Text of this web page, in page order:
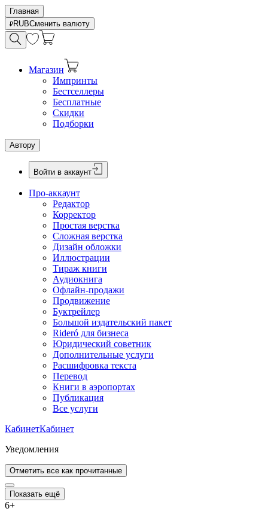
Главная
RUBСменить валюту
Магазин
Импринты
Бестселлеры
Бесплатные
Скидки
Подборки
Автору
Войти в аккаунт
Про-аккаунт
Редактор
Корректор
Простая верстка
Сложная верстка
Дизайн обложки
Иллюстрации
Тираж книги
Аудиокнига
Офлайн-продажи
Продвижение
Буктрейлер
Большой издательский пакет
Rideró для бизнеса
Юридический советник
Дополнительные услуги
Расшифровка текста
Перевод
Книги в аэропортах
Публикация
Все услуги
КабинетКабинет
Уведомления
Отметить все как прочитанные
Показать ещё
6+